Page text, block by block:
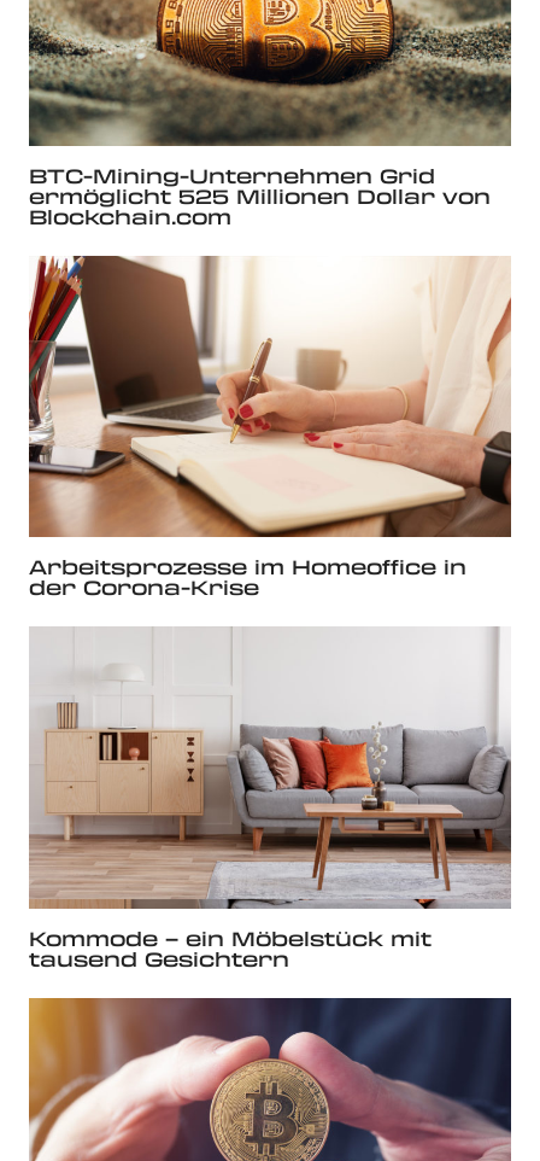
BTC-Mining-Unternehmen Grid
ermöglicht 525 Millionen Dollar von
Blockchain.com
Arbeitsprozesse im Homeoffice in
der Corona-Krise
Kommode – ein Möbelstück mit
tausend Gesichtern